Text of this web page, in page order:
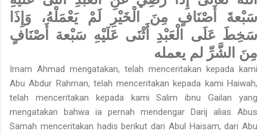
سَبْعةَ أَصْنَافٍ مِنَ الْخَيْرِ لَمْ يَعْمَلْهُ، وَإِذَا
سَخِطَ عَلَى الْعَبْدِ أَثْنَى عَلَيْهِ سَبْعة أَصْنَافٍ
مِنَ الشَّرِّ لم يعمله
Imam Ahmad mengatakan, telah menceritakan kepada kami
Abu Abdur Rahman, telah menceritakan kepada kami Haiwah,
telah menceritakan kepada kami Salim ibnu Gailan yang
mengatakan bahwa ia pernah mendengar Darij alias Abus
Samah menceritakan hadis berikut dari Abul Haisam, dari Abu